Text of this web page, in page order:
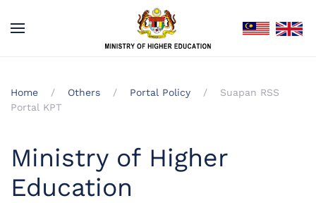
Home Others Portal Policy
Suapan RSS
Portal KPT
Ministry of Higher
Education